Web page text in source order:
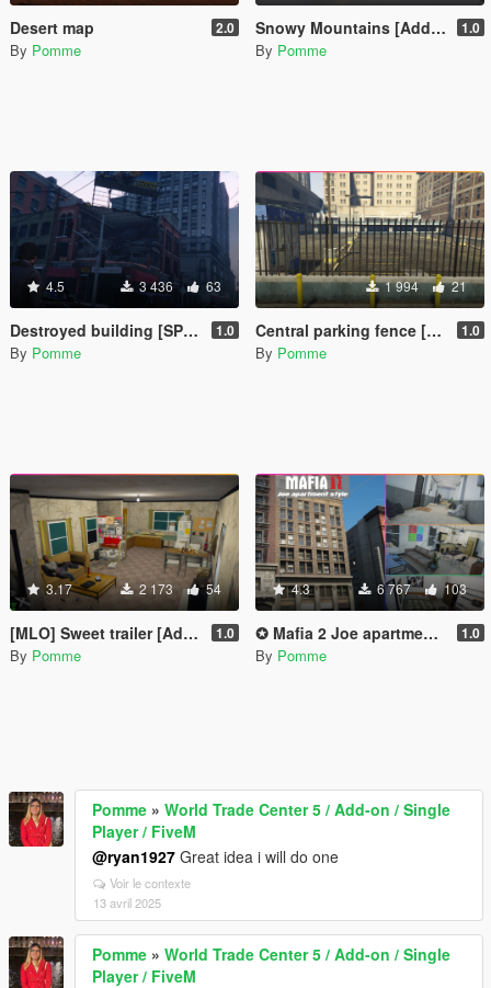
Desert map 2.0
By Pomme
Snowy Mountains [Add-On SP] 1.0
By Pomme
4.5 3 436 63
Destroyed building [SP / FiveM] 1.0
By Pomme
1 994 21
Central parking fence [SP / FiveM] 1.0
By Pomme
3.17 2 173 54
[MLO] Sweet trailer [Add-On SP / FiveM] 1.0
By Pomme
4.3 6 767 103
✪ Mafia 2 Joe apartment style ✪ [SP & FiveM] 1.0
By Pomme
Pomme » World Trade Center 5 / Add-on / Single
Player / FiveM
@ryan1927 Great idea i will do one
Voir le contexte
13 avril 2025
Pomme » World Trade Center 5 / Add-on / Single
Player / FiveM